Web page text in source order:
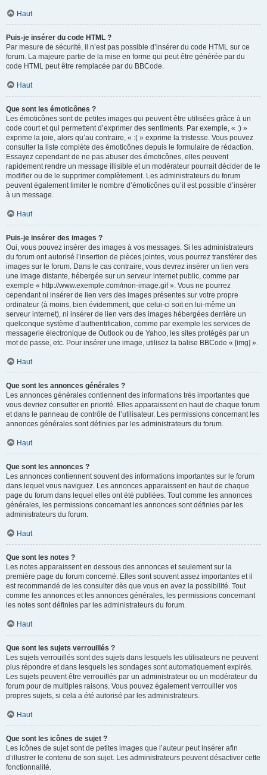
Haut
Puis-je insérer du code HTML ?
Par mesure de sécurité, il n’est pas possible d’insérer du code HTML sur ce
forum. La majeure partie de la mise en forme qui peut être générée par du
code HTML peut être remplacée par du BBCode.
Haut
Que sont les émoticônes ?
Les émoticônes sont de petites images qui peuvent être utilisées grâce à un
code court et qui permettent d’exprimer des sentiments. Par exemple, « :) »
exprime la joie, alors qu’au contraire, « :( » exprime la tristesse. Vous pouvez
consulter la liste complète des émoticônes depuis le formulaire de rédaction.
Essayez cependant de ne pas abuser des émoticônes, elles peuvent
rapidement rendre un message illisible et un modérateur pourrait décider de le
modifier ou de le supprimer complètement. Les administrateurs du forum
peuvent également limiter le nombre d’émoticônes qu’il est possible d’insérer
à un message.
Haut
Puis-je insérer des images ?
Oui, vous pouvez insérer des images à vos messages. Si les administrateurs
du forum ont autorisé l’insertion de pièces jointes, vous pourrez transférer des
images sur le forum. Dans le cas contraire, vous devrez insérer un lien vers
une image distante, hébergée sur un serveur internet public, comme par
exemple « http://www.exemple.com/mon-image.gif ». Vous ne pourrez
cependant ni insérer de lien vers des images présentes sur votre propre
ordinateur (à moins, bien évidemment, que celui-ci soit en lui-même un
serveur internet), ni insérer de lien vers des images hébergées derrière un
quelconque système d’authentification, comme par exemple les services de
messagerie électronique de Outlook ou de Yahoo, les sites protégés par un
mot de passe, etc. Pour insérer une image, utilisez la balise BBCode « [img] ».
Haut
Que sont les annonces générales ?
Les annonces générales contiennent des informations très importantes que
vous devriez consulter en priorité. Elles apparaissent en haut de chaque forum
et dans le panneau de contrôle de l’utilisateur. Les permissions concernant les
annonces générales sont définies par les administrateurs du forum.
Haut
Que sont les annonces ?
Les annonces contiennent souvent des informations importantes sur le forum
dans lequel vous naviguez. Les annonces apparaissent en haut de chaque
page du forum dans lequel elles ont été publiées. Tout comme les annonces
générales, les permissions concernant les annonces sont définies par les
administrateurs du forum.
Haut
Que sont les notes ?
Les notes apparaissent en dessous des annonces et seulement sur la
première page du forum concerné. Elles sont souvent assez importantes et il
est recommandé de les consulter dès que vous en avez la possibilité. Tout
comme les annonces et les annonces générales, les permissions concernant
les notes sont définies par les administrateurs du forum.
Haut
Que sont les sujets verrouillés ?
Les sujets verrouillés sont des sujets dans lesquels les utilisateurs ne peuvent
plus répondre et dans lesquels les sondages sont automatiquement expirés.
Les sujets peuvent être verrouillés par un administrateur ou un modérateur du
forum pour de multiples raisons. Vous pouvez également verrouiller vos
propres sujets, si cela a été autorisé par les administrateurs.
Haut
Que sont les icônes de sujet ?
Les icônes de sujet sont de petites images que l’auteur peut insérer afin
d’illustrer le contenu de son sujet. Les administrateurs peuvent désactiver cette
fonctionnalité.